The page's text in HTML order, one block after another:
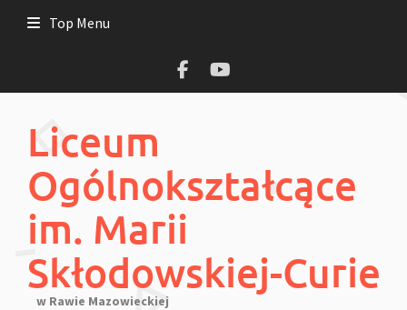
Top Menu
Liceum
Ogólnokształcące
im. Marii
Skłodowskiej-Curie
w Rawie Mazowieckiej